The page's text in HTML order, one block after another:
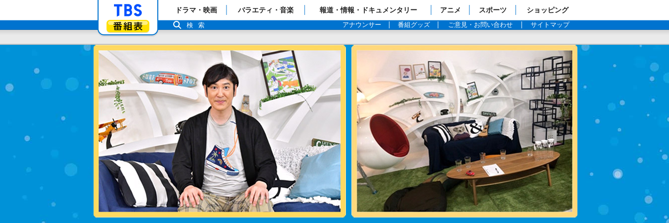
「TBSテレビ」トップページ
番組表
ドラマ・映画 バラエティ・音楽 報道・情報・ドキュメンタリー アニメ スポーツ ショッピング
アナウンサー 番組グッズ ご意見・お問い合わせ サイトマップ
検索